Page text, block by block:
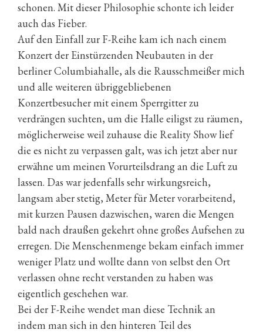
schonen. Mit dieser Philosophie schonte ich leider
auch das Fieber.
Auf den Einfall zur F-Reihe kam ich nach einem
Konzert der Einstürzenden Neubauten in der
berliner Columbiahalle, als die Rausschmeißer mich
und alle weiteren übriggebliebenen
Konzertbesucher mit einem Sperrgitter zu
verdrängen suchten, um die Halle eiligst zu räumen,
möglicherweise weil zuhause die Reality Show lief
die es nicht zu verpassen galt, was ich jetzt aber nur
erwähne um meinen Vorurteilsdrang an die Luft zu
lassen. Das war jedenfalls sehr wirkungsreich,
langsam aber stetig, Meter für Meter vorarbeitend,
mit kurzen Pausen dazwischen, waren die Mengen
bald nach draußen gekehrt ohne großes Aufsehen zu
erregen. Die Menschenmenge bekam einfach immer
weniger Platz und wollte dann von selbst den Ort
verlassen ohne recht verstanden zu haben was
eigentlich geschehen war.
Bei der F-Reihe wendet man diese Technik an
indem man sich in den hinteren Teil des